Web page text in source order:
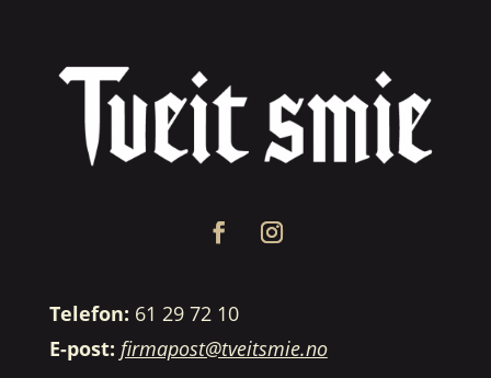
Telefon: 61 29 72 10
E-post: firmapost@tveitsmie.no